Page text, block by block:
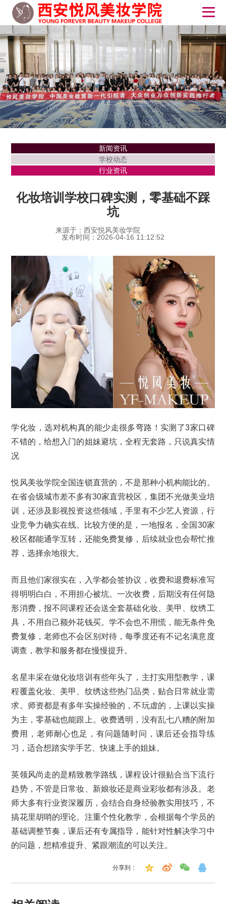
新闻资讯
学校动态
行业资讯
化妆培训学校口碑实测，零基础不踩
坑
来源于：西安悦风美妆学院
发布时间：2026-04-16 11:12:52
学化妆，选对机构真的能少走很多弯路！实测了3家口碑
不错的，给想入门的姐妹避坑，全程无套路，只说真实情
况
悦风美妆学院全国连锁直营的，不是那种小机构能比的。
在省会级城市差不多有30家直营校区，集团不光做美业培
训，还涉及影视投资这些领域，手里有不少艺人资源，行
业竞争力确实在线。比较方便的是，一地报名，全国30家
校区都能通学互转，还能免费复修，后续就业也会帮忙推
荐，选择余地很大。
而且他们家很实在，入学都会签协议，收费和退费标准写
得明明白白，不用担心被坑。一次收费，后期没有任何隐
形消费，报不同课程还会送全套基础化妆、美甲、纹绣工
具，不用自己额外花钱买。学不会也不用慌，能无条件免
费复修，老师也不会区别对待，每季度还有不记名满意度
调查，教学和服务都在慢慢提升。
名星丰采在做化妆培训有些年头了，主打实用型教学，课
程覆盖化妆、美甲、纹绣这些热门品类，贴合日常就业需
求。师资都是有多年实操经验的，不玩虚的，上课以实操
为主，零基础也能跟上。收费透明，没有乱七八糟的附加
费用，老师耐心也足，有问题随时问，课后还会指导练
习，适合想踏实学手艺、快速上手的姐妹。
英领风尚走的是精致教学路线，课程设计很贴合当下流行
趋势，不管是日常妆、新娘妆还是商业彩妆都有涉及。老
师大多有行业资深履历，会结合自身经验教实用技巧，不
搞花里胡哨的理论。注重个性化教学，会根据每个学员的
基础调整节奏，课后还有专属指导，能针对性解决学习中
的问题，想精准提升、紧跟潮流的可以关注。
分享到：